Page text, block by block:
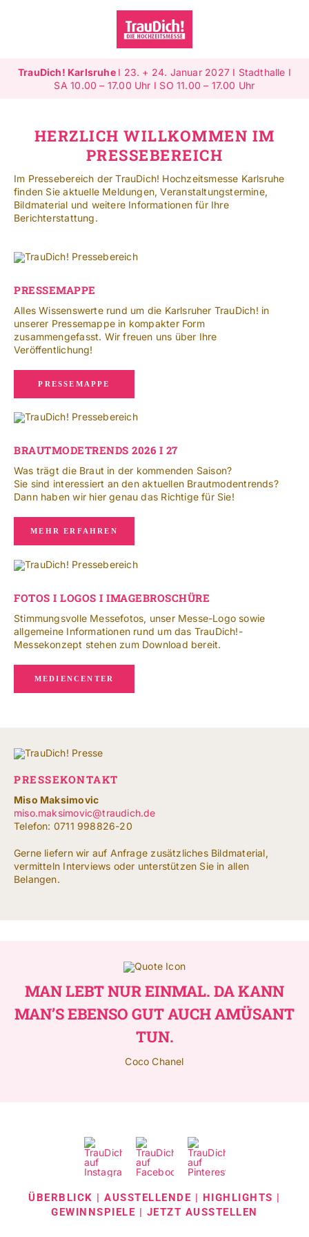
Überblick
Gewinnspiele
NACH:
Leichte Sprache
TrauDich! Karlsruhe I 23. + 24. Januar 2027 I Stadthalle I
SA 10.00 – 17.00 Uhr I SO 11.00 – 17.00 Uhr
HERZLICH WILLKOMMEN IM
PRESSEBEREICH
Im Pressebereich der TrauDich! Hochzeitsmesse Karlsruhe
finden Sie aktuelle Meldungen, Veranstaltungstermine,
Bildmaterial und weitere Informationen für Ihre
Berichterstattung.
PRESSEMAPPE
Alles Wissenswerte rund um die Karlsruher TrauDich! in
unserer Pressemappe in kompakter Form
zusammengefasst. Wir freuen uns über Ihre
Veröffentlichung!
PRESSEMAPPE
BRAUTMODETRENDS 2026 I 27
Was trägt die Braut in der kommenden Saison?
Sie sind interessiert an den aktuellen Brautmodentrends?
Dann haben wir hier genau das Richtige für Sie!
MEHR ERFAHREN
FOTOS I LOGOS I IMAGEBROSCHÜRE
Stimmungsvolle Messefotos, unser Messe-Logo sowie
allgemeine Informationen rund um das TrauDich!-
Messekonzept stehen zum Download bereit.
MEDIENCENTER
PRESSEKONTAKT
Miso Maksimovic
miso.maksimovic@traudich.de
Telefon: 0711 998826-20
Gerne liefern wir auf Anfrage zusätzliches Bildmaterial,
vermitteln Interviews oder unterstützen Sie in allen
Belangen.
MAN LEBT NUR EINMAL. DA KANN
MAN’S EBENSO GUT AUCH AMÜSANT
TUN.
Coco Chanel
ÜBERBLICK |AUSSTELLENDE | HIGHLIGHTS |
GEWINNSPIELE | JETZT AUSSTELLEN